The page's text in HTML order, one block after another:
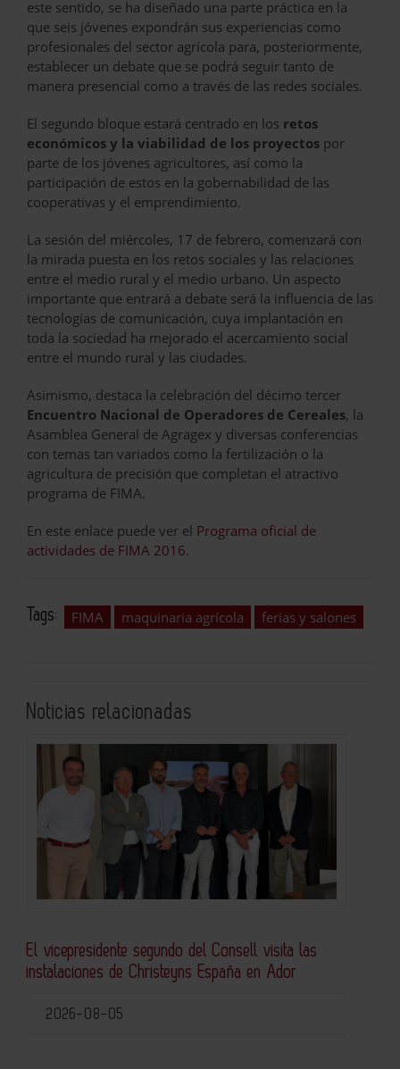
este sentido, se ha diseñado una parte práctica en la
que seis jóvenes expondrán sus experiencias como
profesionales del sector agrícola para, posteriormente,
establecer un debate que se podrá seguir tanto de
manera presencial como a través de las redes sociales.
El segundo bloque estará centrado en los retos
económicos y la viabilidad de los proyectos por
parte de los jóvenes agricultores, así como la
participación de estos en la gobernabilidad de las
cooperativas y el emprendimiento.
La sesión del miércoles, 17 de febrero, comenzará con
la mirada puesta en los retos sociales y las relaciones
entre el medio rural y el medio urbano. Un aspecto
importante que entrará a debate será la influencia de las
tecnologías de comunicación, cuya implantación en
toda la sociedad ha mejorado el acercamiento social
entre el mundo rural y las ciudades.
Asimismo, destaca la celebración del décimo tercer
Encuentro Nacional de Operadores de Cereales, la
Asamblea General de Agragex y diversas conferencias
con temas tan variados como la fertilización o la
agricultura de precisión que completan el atractivo
programa de FIMA.
En este enlace puede ver el Programa oficial de
actividades de FIMA 2016.
Tags: FIMA maquinaria agrícola ferias y salones
Noticias relacionadas
El vicepresidente segundo del Consell visita las
instalaciones de Christeyns España en Ador
2026-08-05